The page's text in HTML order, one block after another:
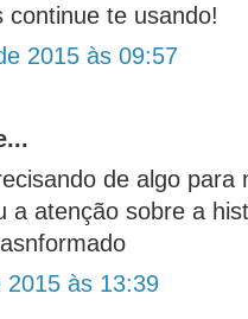
continue te usando!
2015 às 09:57
de algo para
a atenção sobre a
2015 às 13:39